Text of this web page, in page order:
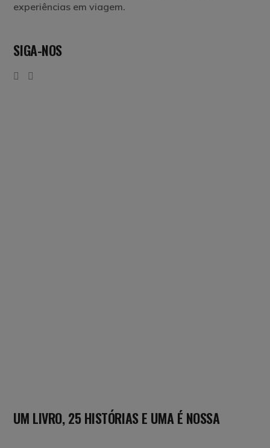
experiências em viagem.
SIGA-NOS
UM LIVRO, 25 HISTÓRIAS E UMA É NOSSA